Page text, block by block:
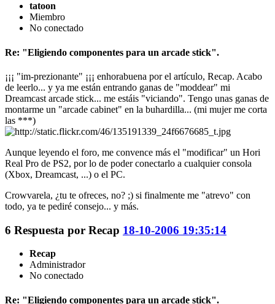
tatoon
Miembro
No conectado
Re: "Eligiendo componentes para un arcade stick".
¡¡¡ "im-prezionante" ¡¡¡ enhorabuena por el artículo, Recap. Acabo
de leerlo... y ya me están entrando ganas de "moddear" mi
Dreamcast arcade stick... me estáis "viciando". Tengo unas ganas de
montarme un "arcade cabinet" en la buhardilla... (mi mujer me corta
las ***)
Aunque leyendo el foro, me convence más el "modificar" un Hori
Real Pro de PS2, por lo de poder conectarlo a cualquier consola
(Xbox, Dreamcast, ...) o el PC.
Crowvarela, ¿tu te ofreces, no? ;) si finalmente me "atrevo" con
todo, ya te pediré consejo... y más.
6 Respuesta por Recap 18-10-2006 19:35:14
Recap
Administrador
No conectado
Re: "Eligiendo componentes para un arcade stick".